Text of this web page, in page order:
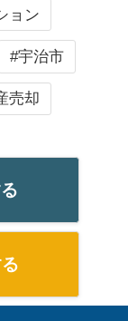
ョン
#宇治市
売却